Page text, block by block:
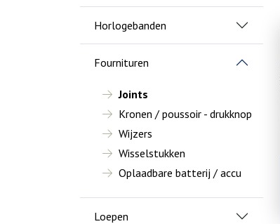
Horlogebanden
Fournituren
Joints
Kronen / poussoir - drukknop
Wijzers
Wisselstukken
Oplaadbare batterij / accu
Loepen